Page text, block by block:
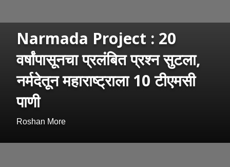
Narmada Project : 20
वर्षांपासूनचा प्रलंबित प्रश्न सुटला,
नर्मदेतून महाराष्ट्राला 10 टीएमसी
पाणी
Roshan More